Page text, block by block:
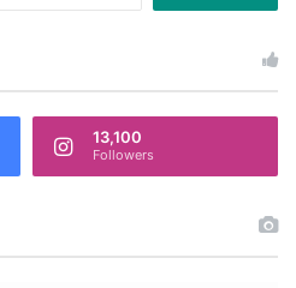
u
k
13,100
Followers